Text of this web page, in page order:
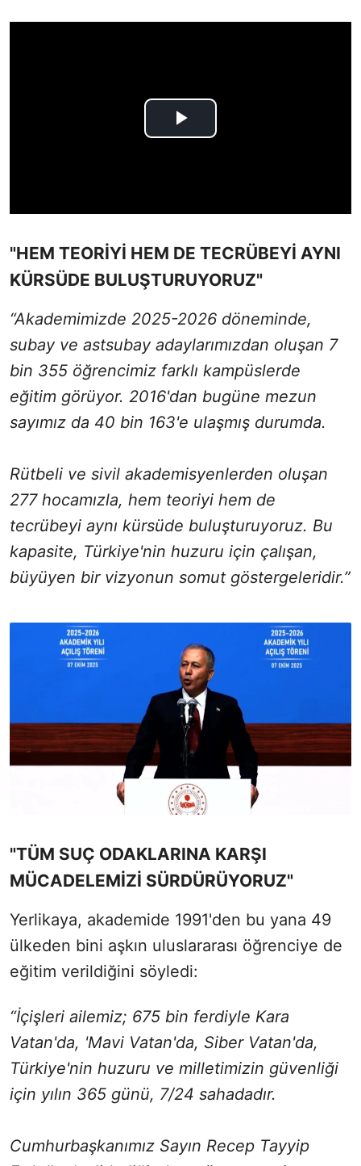
"HEM TEORİYİ HEM DE TECRÜBEYİ AYNI
KÜRSÜDE BULUŞTURUYORUZ"
“Akademimizde 2025-2026 döneminde,
subay ve astsubay adaylarımızdan oluşan 7
bin 355 öğrencimiz farklı kampüslerde
eğitim görüyor. 2016'dan bugüne mezun
sayımız da 40 bin 163'e ulaşmış durumda.
Rütbeli ve sivil akademisyenlerden oluşan
277 hocamızla, hem teoriyi hem de
tecrübeyi aynı kürsüde buluşturuyoruz. Bu
kapasite, Türkiye'nin huzuru için çalışan,
büyüyen bir vizyonun somut göstergeleridir.”
"TÜM SUÇ ODAKLARINA KARŞI
MÜCADELEMİZİ SÜRDÜRÜYORUZ"
Yerlikaya, akademide 1991'den bu yana 49
ülkeden bini aşkın uluslararası öğrenciye de
eğitim verildiğini söyledi:
“İçişleri ailemiz; 675 bin ferdiyle Kara
Vatan'da, 'Mavi Vatan'da, Siber Vatan'da,
Türkiye'nin huzuru ve milletimizin güvenliği
için yılın 365 günü, 7/24 sahadadır.
Cumhurbaşkanımız Sayın Recep Tayyip